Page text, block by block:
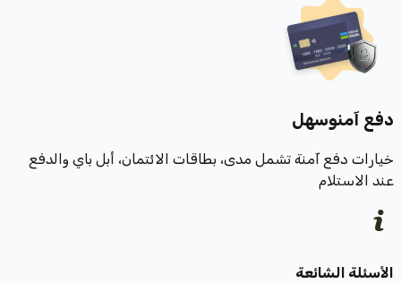
دفع آمنوسهل
خيارات دفع آمنة تشمل مدى، بطاقات الائتمان، أبل باي والدفع
عند الاستلام
الأسئلة الشائعة